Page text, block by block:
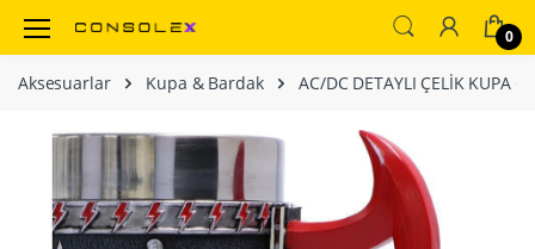
0
Aksesuarlar Kupa & Bardak AC/DC DETAYLI ÇELİK KUPA